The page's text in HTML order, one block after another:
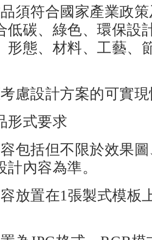
須符合國家產業政
低碳、綠色、環保設
形態、材料、工藝、
慮設計方案的可實
形式要求
包括但不限於效果
計內容為準。
放置在1張製式模板